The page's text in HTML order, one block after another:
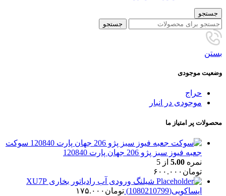
جستجو
جستجو
بستن
وضعیت موجودی
حراج
موجودی در انبار
محصولات پر امتیاز ما
سوکت
جعبه فیوز سبز پژو 206 جهان پارت 120840
نمره 5.00 از 5
تومان ۶۰۰.۰۰۰
شیلنگ ورودی آب رادیاتور بخاری XU7P
ایساکویی(1080210799)
تومان ۱۷۵.۰۰۰